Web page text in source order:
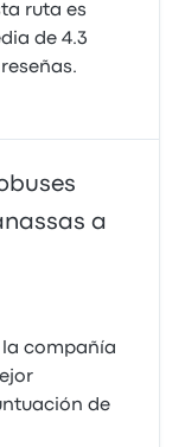
ruta es
de 4.3
a
la compañía
de